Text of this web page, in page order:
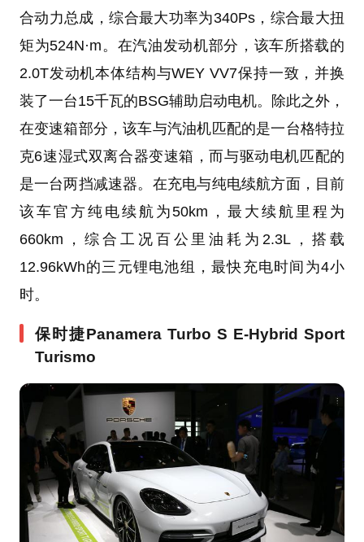
合动力总成，综合最大功率为340Ps，综合最大扭
矩为524N·m。在汽油发动机部分，该车所搭载的
2.0T发动机本体结构与WEY VV7保持一致，并换
装了一台15千瓦的BSG辅助启动电机。除此之外，
在变速箱部分，该车与汽油机匹配的是一台格特拉
克6速湿式双离合器变速箱，而与驱动电机匹配的
是一台两挡减速器。在充电与纯电续航方面，目前
该车官方纯电续航为50km，最大续航里程为
660km，综合工况百公里油耗为2.3L，搭载
12.96kWh的三元锂电池组，最快充电时间为4小
时。
保时捷Panamera Turbo S E-Hybrid Sport
Turismo